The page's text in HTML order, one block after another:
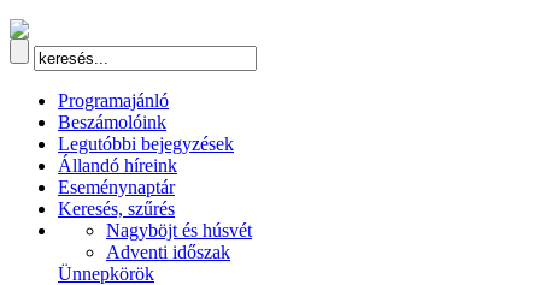
Programajánló
Beszámolóink
Legutóbbi bejegyzések
Állandó híreink
Eseménynaptár
Keresés, szűrés
Nagyböjt és húsvét
Adventi időszak
Ünnepkörök